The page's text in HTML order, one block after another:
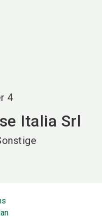
4
Italia Srl